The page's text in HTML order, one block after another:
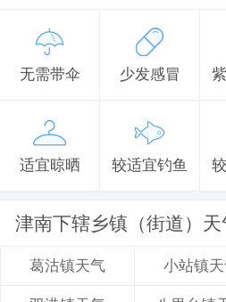
无需带伞 少发感冒
适宜晾晒 较适宜钓鱼
津南下辖乡镇（街道）天
葛沽镇天气 小站镇